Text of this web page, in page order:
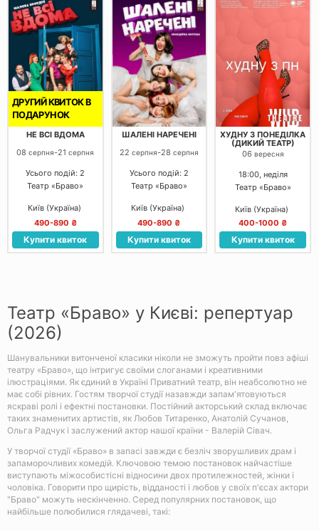
ДРУГИЙ КВИТОК В
ПОДАРУНОК
НЕ ВСІ ВДОМА
08серпня-21серпня
Усього подій: 2
Театр «Браво»
Київ (Україна)
490-890 ₴
Купити квиток
ШАЛЕНІ НАРЕЧЕНІ
22 серпня-28 серпня
Усього подій: 2
Театр «Браво»
Київ (Україна)
490-890 ₴
Купити квиток
ХУДНУ З ПОНЕДІЛКА
(ДИКИЙ ТЕАТР)
06 вересня
18:00, неділя
Театр «Браво»
Київ (Україна)
400-1000 ₴
Купити квиток
Театр «Браво» у Києві: репертуар
(2026)
Шанувальники витонченої класики ніколи не зможуть пройти повз афіші
театру «Браво», що інтригує своїми слоганами і креативними
ілюстраціями. Як єдиний в Україні Приватний театр, він неабсолютно не
має собі рівних. Гостям творчої студії назавжди запам'ятовуються
яскраві ролі і ефектні постановки. Постійний акторський склад включає
таких знаменитих артистів, як Любов Титаренко, Анатолій Сучанов,
Ольга Радчук і заслужений актор нашої країни - Валерій Сівач.
У творчої студії «Браво» в запасі завжди є безліч зворушливих драм і
запаморочливих комедій. Ключовою темою постановок найчастіше
виступають міжособистісні відносини двох протилежностей, жінки і
чоловіка. Говорити про щирість, відданості і любов у своїх п'єсах актори
"Браво" можуть нескінченно. Серед популярних постановок, що
найбільше полюбилися глядачеві, такі: